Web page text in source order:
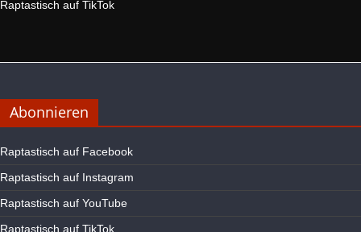
Raptastisch auf TikTok
Abonnieren
Raptastisch auf Facebook
Raptastisch auf Instagram
Raptastisch auf YouTube
Raptastisch auf TikTok